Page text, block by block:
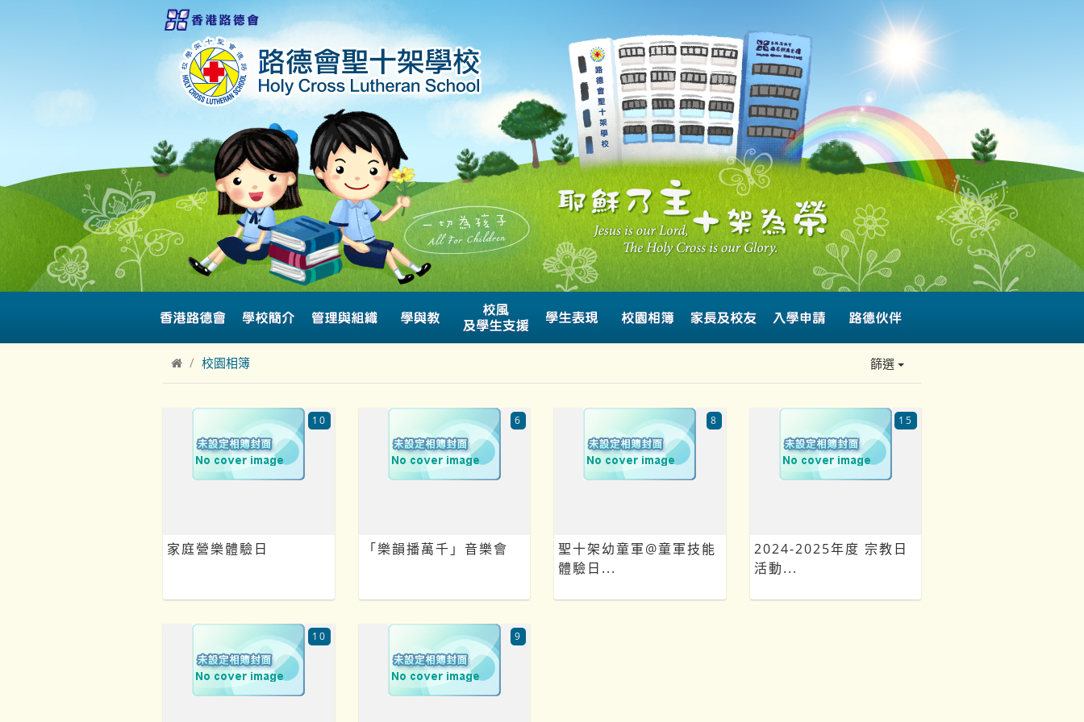
校園相簿 篩選
家庭營樂體驗日
10
「樂韻播萬千」音樂會
6
聖十架幼童軍@童軍技能
體驗日...
8
2024-2025年度 宗教日
活動...
15
10 9